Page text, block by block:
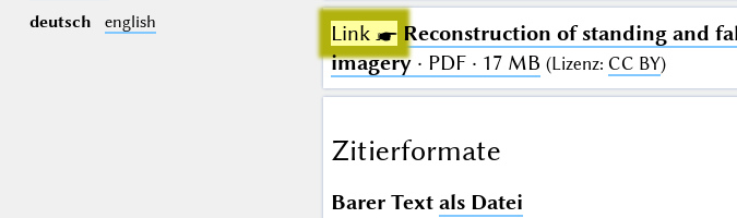
deutsch
english Link ☛ Reconstruction of standing and
imagery· PDF · 17 MB (Lizenz: CC BY)
Zitierformate
Barer Text als Datei